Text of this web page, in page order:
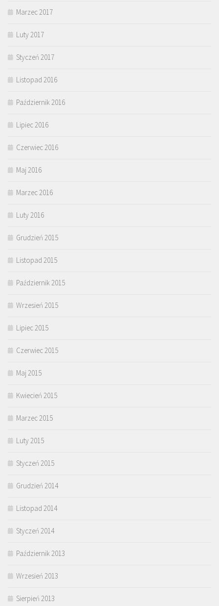
Marzec 2017
Luty 2017
Styczeń 2017
Listopad 2016
Październik 2016
Lipiec 2016
Czerwiec 2016
Maj 2016
Marzec 2016
Luty 2016
Grudzień 2015
Listopad 2015
Październik 2015
Wrzesień 2015
Lipiec 2015
Czerwiec 2015
Maj 2015
Kwiecień 2015
Marzec 2015
Luty 2015
Styczeń 2015
Grudzień 2014
Listopad 2014
Styczeń 2014
Październik 2013
Wrzesień 2013
Sierpień 2013